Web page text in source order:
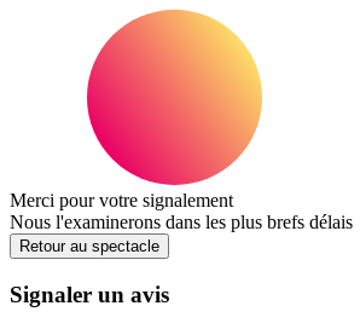
Merci pour votre signalement
Nous l'examinerons dans les plus brefs délais
Retour au spectacle
Signaler un avis